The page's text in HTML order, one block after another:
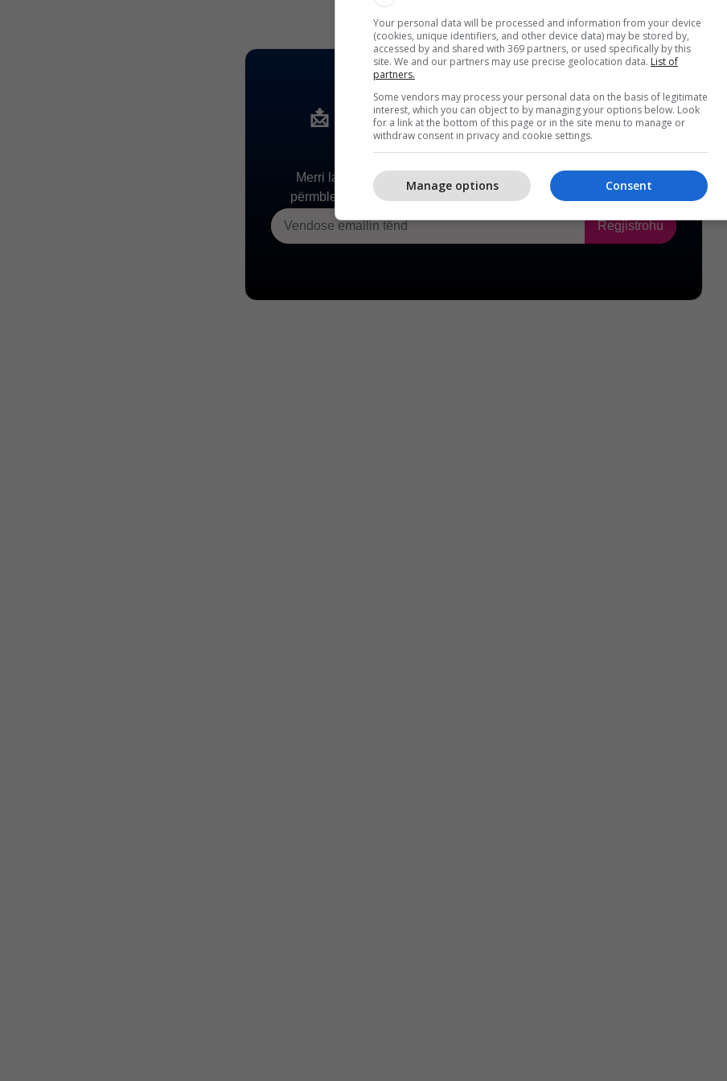
Your personal data will be processed and information from your device
(cookies, unique identifiers, and other device data) may be stored by,
accessed by and shared with 369 partners, or used specifically by this
site. We and our partners may use precise geolocation data. List of
partners.
Some vendors may process your personal data on the basis of legitimate
interest, which you can object to by managing your options below. Look
for a link at the bottom of this page or in the site menu to manage or
withdraw consent in privacy and cookie settings.
Consent
Manage options